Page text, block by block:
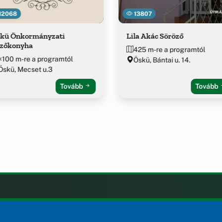
Önkormányzati
m-re a programtól
Mecset u.3
Tovább
13807
Lila Akác Söröző
425 m-re a programtól
Öskü, Bántai u. 14.
Tovább
KIEGÉSZÍTÉS